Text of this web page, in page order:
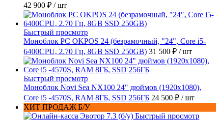
42 900 ₽ / шт
Быстрый просмотр
Моноблок PC OKPOS 24 (безрамочный, "24", Core i5-
6400CPU, 2.70 Гц, 8GB SSD 250GB) 31 500 ₽ / шт
Быстрый просмотр
Моноблок Novi Sea NX100 24" дюймов (1920x1080),
Core i5 -4570S, RAM 8ГБ, SSD 256ГБ 24 500 ₽ / шт
ХИТ ПРОДАЖ Б/У
Быстрый просмотр